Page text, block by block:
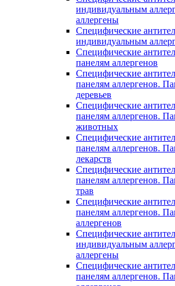
индивидуальным
аллергены
Специфические
индивидуальным
Специфические
панелям аллергенов
Специфические
панелям аллергенов.
деревьев
Специфические
панелям аллергенов.
животных
Специфические
панелям аллергенов.
лекарств
Специфические
панелям аллергенов.
трав
Специфические
панелям аллергенов.
аллергенов
Специфические
индивидуальным
аллергены
Специфические
панелям аллергенов.